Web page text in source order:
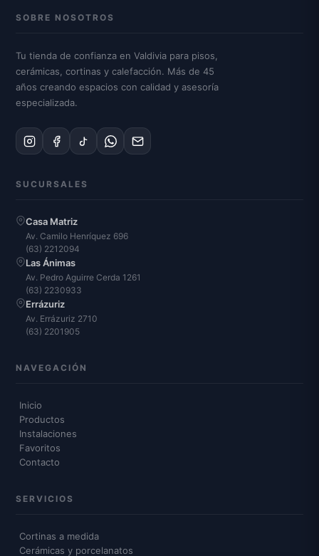
SOBRE NOSOTROS
Tu tienda de confianza en Valdivia para pisos,
cerámicas, cortinas y calefacción. Más de 45
años creando espacios con calidad y asesoría
especializada.
SUCURSALES
Casa Matriz
Av. Camilo Henríquez 696
(63) 2212094
Las Ánimas
Av. Pedro Aguirre Cerda 1261
(63) 2230933
Errázuriz
Av. Errázuriz 2710
(63) 2201905
NAVEGACIÓN
Inicio
Productos
Instalaciones
Favoritos
Contacto
SERVICIOS
Cortinas a medida
Cerámicas y porcelanatos